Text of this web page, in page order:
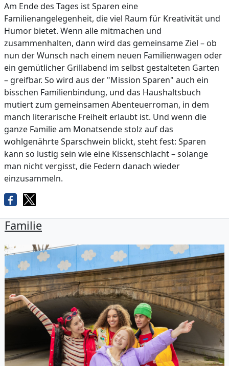
Am Ende des Tages ist Sparen eine
Familienangelegenheit, die viel Raum für Kreativität und
Humor bietet. Wenn alle mitmachen und
zusammenhalten, dann wird das gemeinsame Ziel – ob
nun der Wunsch nach einem neuen Familienwagen oder
ein gemütlicher Grillabend im selbst gestalteten Garten
– greifbar. So wird aus der "Mission Sparen" auch ein
bisschen Familienbindung, und das Haushaltsbuch
mutiert zum gemeinsamen Abenteuerroman, in dem
manch literarische Freiheit erlaubt ist. Und wenn die
ganze Familie am Monatsende stolz auf das
wohlgenährte Sparschwein blickt, steht fest: Sparen
kann so lustig sein wie eine Kissenschlacht – solange
man nicht vergisst, die Federn danach wieder
einzusammeln.
Familie